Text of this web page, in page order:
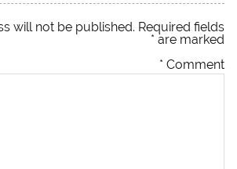
will not be published. Required fields
are marked
*
Comment
*